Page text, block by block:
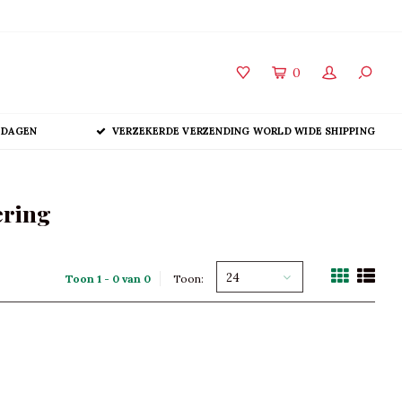
0
VERZEKERDE VERZENDING WORLD WIDE SHIPPING
Toon 1 - 0 van 0 Toon: 24